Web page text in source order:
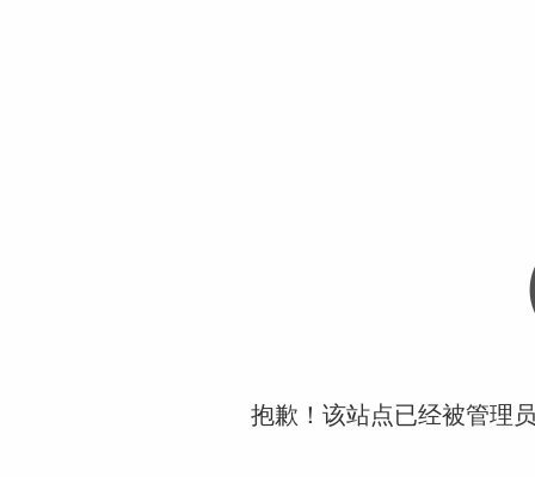
抱歉！该站点已经被管理